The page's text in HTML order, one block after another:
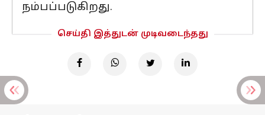
நம்பப்படுகிறது.
செய்தி இத்துடன் முடிவடைந்தது